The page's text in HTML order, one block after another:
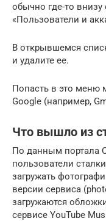
обычно где-то внизу
«Пользователи и
В открывшемся
и удалите ее.
Попасть в это меню
Google (например,
Что вышло из
По данным портала
пользователи
загружать
версии сервиса
загружаются
сервисе YouTube